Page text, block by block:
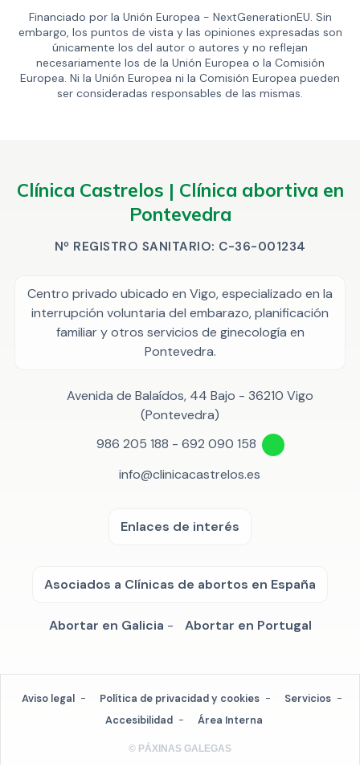
Financiado por la Unión Europea - NextGenerationEU. Sin
embargo, los puntos de vista y las opiniones expresadas son
únicamente los del autor o autores y no reflejan
necesariamente los de la Unión Europea o la Comisión
Europea. Ni la Unión Europea ni la Comisión Europea pueden
ser consideradas responsables de las mismas.
Clínica Castrelos | Clínica abortiva en
Pontevedra
Nº REGISTRO SANITARIO: C-36-001234
Centro privado ubicado en Vigo, especializado en la
interrupción voluntaria del embarazo, planificación
familiar y otros servicios de ginecología en
Pontevedra.
Avenida de Balaídos, 44 Bajo - 36210 Vigo
(Pontevedra)
986 205 188 - 692 090 158
info@clinicacastrelos.es
Enlaces de interés
Asociados a Clínicas de abortos en España
Abortar en Galicia - Abortar en Portugal
Aviso legal - Política de privacidad y cookies - Servicios -
Accesibilidad - Área Interna
© PÁXINAS GALEGAS